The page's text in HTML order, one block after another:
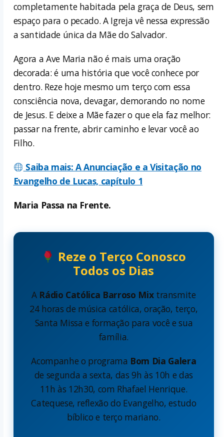
completamente habitada pela graça de Deus, sem
espaço para o pecado. A Igreja vê nessa expressão
a santidade única da Mãe do Salvador.
Agora a Ave Maria não é mais uma oração
decorada: é uma história que você conhece por
dentro. Reze hoje mesmo um terço com essa
consciência nova, devagar, demorando no nome
de Jesus. E deixe a Mãe fazer o que ela faz melhor:
passar na frente, abrir caminho e levar você ao
Filho.
Saiba mais: A Anunciação e a Visitação no
Evangelho de Lucas, capítulo 1
Maria Passa na Frente.
Reze o Terço Conosco
Todos os Dias
A Rádio Católica Barroso Mixtransmite
24 horas de música católica, oração, terço,
Santa Missa e formação para você e sua
família.
Acompanhe o programa Bom Dia Galera
de segunda a sexta, das 9h às 10h e das
11h às 12h30, com Rhafael Henrique.
Catequese, reflexão do Evangelho, estudo
bíblico e terço mariano.